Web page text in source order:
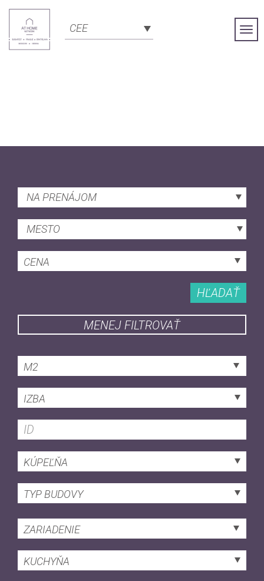
CEE
NA PRENÁJOM
MESTO
CENA
HĽADAŤ
MENEJ FILTROVAŤ
M2
IZBA
KÚPEĽŇA
TYP BUDOVY
ZARIADENIE
KUCHYŇA